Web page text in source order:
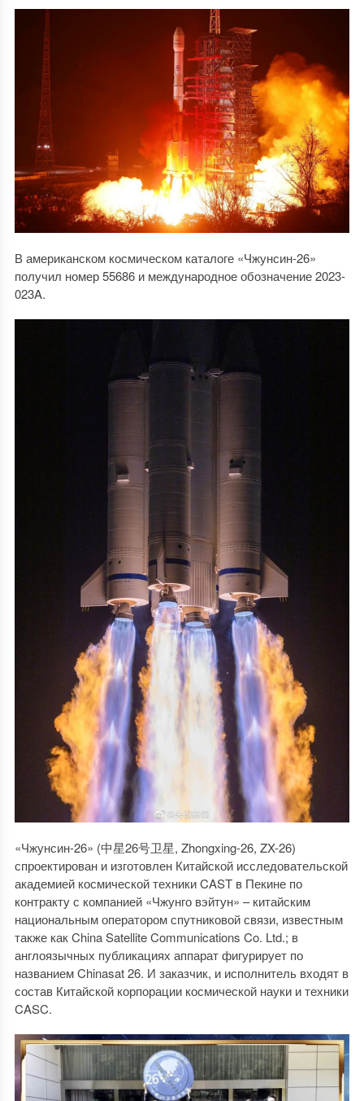
В американском космическом каталоге «Чжунсин-26»
получил номер 55686 и международное обозначение 2023-
023A.
«Чжунсин-26» (中星26号卫星, Zhongxing-26, ZX-26)
спроектирован и изготовлен Китайской исследовательской
академией космической техники CAST в Пекине по
контракту с компанией «Чжунго вэйтун» – китайским
национальным оператором спутниковой связи, известным
также как China Satellite Communications Co. Ltd.; в
англоязычных публикациях аппарат фигурирует по
названием Chinasat 26. И заказчик, и исполнитель входят в
состав Китайской корпорации космической науки и техники
CASC.